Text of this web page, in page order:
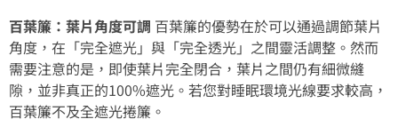
百葉簾：葉片角度可調 百葉簾的優勢在於可以通過調節葉片
角度，在「完全遮光」與「完全透光」之間靈活調整。然而
需要注意的是，即使葉片完全閉合，葉片之間仍有細微縫
隙，並非真正的100%遮光。若您對睡眠環境光線要求較高，
百葉簾不及全遮光捲簾。